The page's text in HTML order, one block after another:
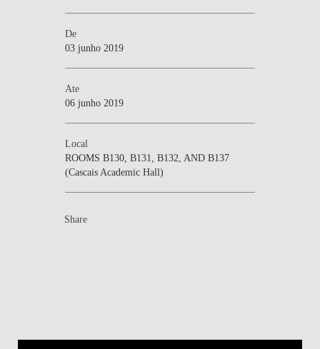
De
03 junho 2019
Ate
06 junho 2019
Local
ROOMS B130, B131, B132, AND B137
(Cascais Academic Hall)
Share